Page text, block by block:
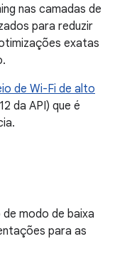
nas camadas de
para reduzir
exatas
de Wi-Fi de alto
da API) que é
modo de baixa
para as